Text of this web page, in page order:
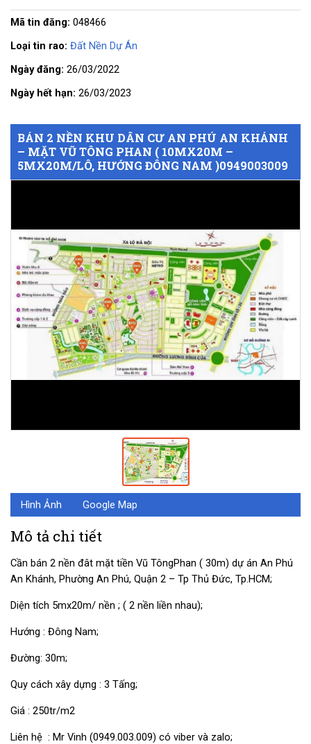
BÁN 2 NỀN KHU DÂN CƯ AN PHÚ AN KHÁNH
– MẶT VŨ TÔNG PHAN ( 10MX20M –
5MX20M/LÔ, HƯỚNG ĐÔNG NAM )0949003009
Hình Ảnh Google Map
Mô tả chi tiết
Cần bán 2 nền đât mặt tiền Vũ TôngPhan ( 30m) dự án An Phú
An Khánh, Phường An Phú, Quận 2 – Tp Thủ Đức, Tp.HCM;
Diện tích 5mx20m/ nền ; ( 2 nền liền nhau);
Hướng : Đông Nam;
Đường: 30m;
Quy cách xây dựng : 3 Tấng;
Giá : 250tr/m2
Liên hệ : Mr Vinh (0949.003.009) có viber và zalo;
Mã tin đăng: 048466
Loại tin rao: Đất Nền Dự Án
Ngày đăng: 26/03/2022
Ngày hết hạn: 26/03/2023